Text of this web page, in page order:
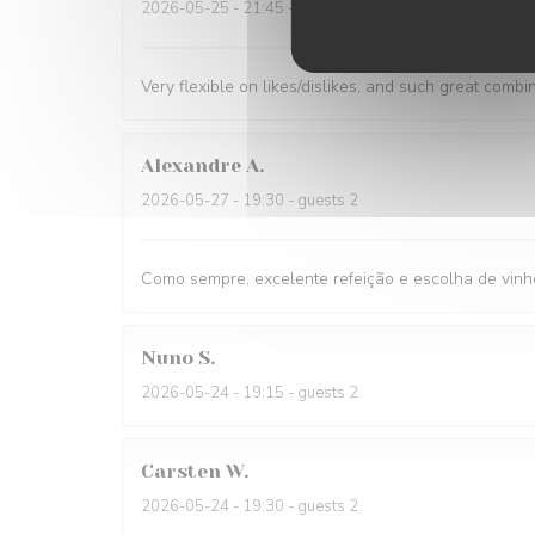
2026-05-25 - 21:45 - guests 1
Very flexible on likes/dislikes, and such great
Alexandre A
2026-05-27 - 19:30 - guests 2
Como sempre, excelente refeição e escolha de
Nuno S
2026-05-24 - 19:15 - guests 2
Carsten W
2026-05-24 - 19:30 - guests 2